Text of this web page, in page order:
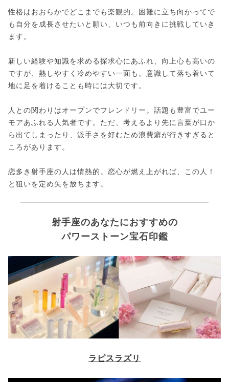
性格はおおらかでどこまでも楽観的。困難に立ち向かってで
も自分を成長させたいと願い、いつも前向きに挑戦していき
ます。
新しい経験や知識を求める探求心にあふれ、向上心も高いの
ですが、熱しやすく冷めやすい一面も。意識して落ち着いて
地に足を着けることも時には大切です。
人との関わりはオープンでフレンドリー。話題も豊富でユー
モアあふれる人気者です。ただ、考えるより先に言葉が口か
ら出てしまったり、派手さを好むため浪費癖が行きすぎると
ころがあります。
恋多き射手座の人は情熱的。恋心が燃え上がれば、この人！
と狙いを定め矢を放ちます。
射手座のあなたにおすすめの
パワーストーン宝石印鑑
ラピスラズリ